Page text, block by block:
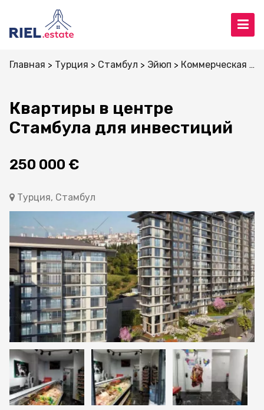
Главная Турция Стамбул Эйюп Коммерческая недвижимость
Квартиры в центре
Стамбула для инвестиций
250 000 €
Турция, Стамбул